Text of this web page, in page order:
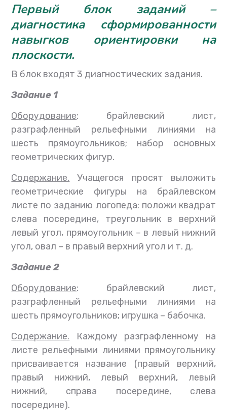
Первый блок заданий –
диагностика сформированности
навыгков ориентировки на
плоскости.
В блок входят 3 диагностических задания.
Задание 1
Оборудование: брайлевский лист,
разграфленный рельефными линиями на
шесть прямоугольников; набор основных
геометрических фигур.
Содержание. Учащегося просят выложить
геометрические фигуры на брайлевском
листе по заданию логопеда: положи квадрат
слева посередине, треугольник в верхний
левый угол, прямоугольник – в левый нижний
угол, овал – в правый верхний угол и т. д.
Задание 2
Оборудование: брайлевский лист,
разграфленный рельефными линиями на
шесть прямоугольников; игрушка – бабочка.
Содержание. Каждому разграфленному на
листе рельефными линиями прямоугольнику
присваивается название (правый верхний,
правый нижний, левый верхний, левый
нижний, справа посередине, слева
посередине).